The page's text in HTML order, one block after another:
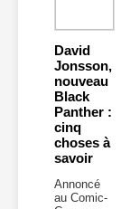
David
Jonsson,
nouveau
Black
Panther :
cinq
choses à
savoir
Annoncé
au Comic-